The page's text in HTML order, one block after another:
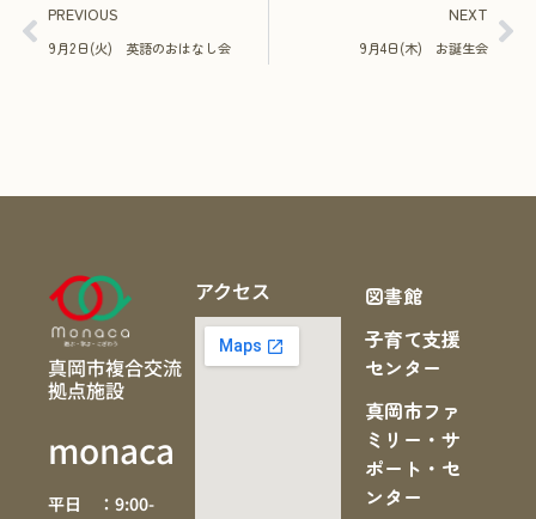
PREVIOUS
9月2日(火) 英語のおはなし会
NEXT
9月4日(木) お誕生会
真岡市複合交流
拠点施設
monaca
平日 ：9:00-
アクセス
図書館
子育て支援
センター
真岡市ファ
ミリー・サ
ポート・セ
ンター